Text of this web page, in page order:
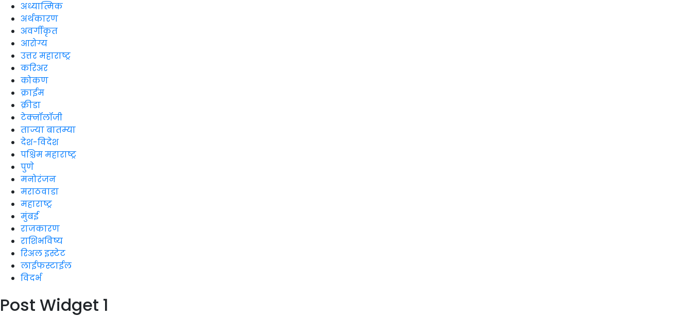
अध्यात्मिक
अर्थकारण
अवर्गीकृत
आरोग्य
उत्तर महाराष्ट्र
करिअर
कोकण
क्राईम
क्रीडा
टेक्नॉलॉजी
ताज्या बातम्या
देश-विदेश
पश्चिम महाराष्ट्र
पुणे
मनोरंजन
मराठवाडा
महाराष्ट्र
मुंबई
राजकारण
राशिभविष्य
रिअल इस्टेट
लाईफस्टाईल
विदर्भ
Post Widget 1